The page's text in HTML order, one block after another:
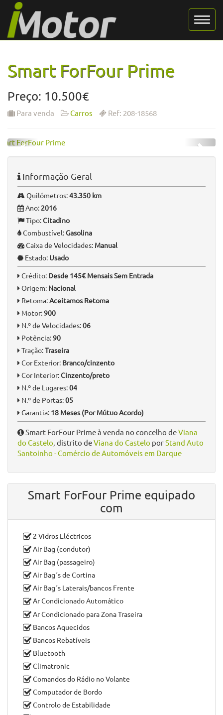
Smart ForFour Prime
Preço: 10.500€
Para venda Carros Ref: 208-18568
Informação Geral
Quilómetros:43.350 km
Ano:2016
Tipo: Citadino
Combustível:
Caixa de Velocidades:
Estado:Usado
Crédito:
Desde 145€ Mensais Sem Entrada
Origem:
Nacional
Retoma: Aceitamos Retoma
Motor:900
N.º de Velocidades:06
Potência:90
Tração:Traseira
Cor Exterior:Branco/cinzento
Cor Interior:Cinzento/preto
N.º de Lugares:04
Garantia:18 Meses (Por Mútuo Acordo)
Smart ForFour Prime à venda no concelho de
do Castelo, distrito de
Santoinho - Comércio de Automóveis em Darque
Smart ForFour Prime equipado
com
2 Vidros Eléctricos
Air Bag (condutor)
Air Bag (passageiro)
Air Bag´s de Cortina
Air Bag´s Laterais/bancos Frente
Ar Condicionado Automático